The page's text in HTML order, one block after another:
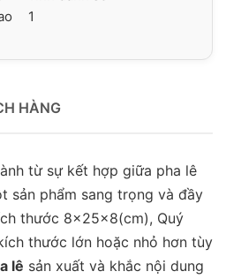
HÀNG
từ sự kết hợp giữa pha lê
sản phẩm sang trọng và đầy
thước 8x25x8(cm), Quý
thước lớn hoặc nhỏ hơn tùy
lê sản xuất và khắc nội dung